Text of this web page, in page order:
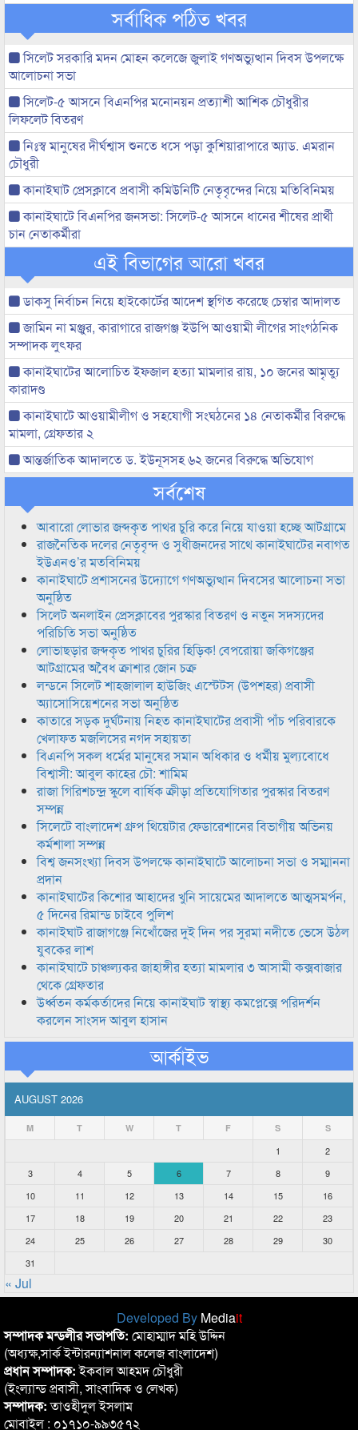
সর্বাধিক পঠিত খবর
সিলেট সরকারি মদন মোহন কলেজে জুলাই গণঅভ্যুত্থান দিবস উপলক্ষে
আলোচনা সভা
সিলেট-৫ আসনে বিএনপির মনোনয়ন প্রত্যাশী আশিক চৌধুরীর
লিফলেট বিতরণ
নিঃস্ব মানুষের দীর্ঘশ্বাস শুনতে ধসে পড়া কুশিয়ারাপারে অ্যাড. এমরান
চৌধুরী
কানাইঘাট প্রেসক্লাবে প্রবাসী কমিউনিটি নেতৃবৃন্দের নিয়ে মতিবিনিময়
কানাইঘাটে বিএনপির জনসভা: সিলেট-৫ আসনে ধানের শীষের প্রার্থী
চান নেতাকর্মীরা
এই বিভাগের আরো খবর
ডাকসু নির্বাচন নিয়ে হাইকোর্টের আদেশ স্থগিত করেছে চেম্বার আদালত
জামিন না মঞ্জুর, কারাগারে রাজগঞ্জ ইউপি আওয়ামী লীগের সাংগঠনিক
সম্পাদক লুৎফর
কানাইঘাটের আলোচিত ইফজাল হত্যা মামলার রায়, ১০ জনের আমৃত্যু
কারাদণ্ড
কানাইঘাটে আওয়ামীলীগ ও সহযোগী সংঘঠনের ১৪ নেতাকর্মীর বিরুদ্ধে
মামলা, গ্রেফতার ২
আন্তর্জাতিক আদালতে ড. ইউনূসসহ ৬২ জনের বিরুদ্ধে অভিযোগ
সর্বশেষ
আবারো লোভার জব্দকৃত পাথর চুরি করে নিয়ে যাওয়া হচ্ছে আটগ্রামে
রাজনৈতিক দলের নেতৃবৃন্দ ও সুধীজনদের সাথে কানাইঘাটের নবাগত
ইউএনও’র মতবিনিময়
কানাইঘাটে প্রশাসনের উদ্যোগে গণঅভ্যুত্থান দিবসের আলোচনা সভা
অনুষ্ঠিত
সিলেট অনলাইন প্রেসক্লাবের পুরস্কার বিতরণ ও নতুন সদস্যদের
পরিচিতি সভা অনুষ্ঠিত
লোভাছড়ার জব্দকৃত পাথর চুরির হিড়িক! বেপরোয়া জকিগঞ্জের
আটগ্রামের অবৈধ ক্রাশার জোন চক্র
লন্ডনে সিলেট শাহজালাল হাউজিং এস্টেটস (উপশহর) প্রবাসী
অ্যাসোসিয়েশনের সভা অনুষ্ঠিত
কাতারে সড়ক দুর্ঘটনায় নিহত কানাইঘাটের প্রবাসী পাঁচ পরিবারকে
খেলাফত মজলিসের নগদ সহায়তা
বিএনপি সকল ধর্মের মানুষের সমান অধিকার ও ধর্মীয় মুল্যবোধে
বিশ্বাসী: আবুল কাহের চৌ: শামিম
রাজা গিরিশচন্দ্র স্কুলে বার্ষিক ক্রীড়া প্রতিযোগিতার পুরস্কার বিতরণ
সম্পন্ন
সিলেটে বাংলাদেশ গ্রুপ থিয়েটার ফেডারেশানের বিভাগীয় অভিনয়
কর্মশালা সম্পন্ন
বিশ্ব জনসংখ্যা দিবস উপলক্ষে কানাইঘাটে আলোচনা সভা ও সম্মাননা
প্রদান
কানাইঘাটের কিশোর আহাদের খুনি সায়েমের আদালতে আত্মসমর্পন,
৫ দিনের রিমান্ড চাইবে পুলিশ
কানাইঘাট রাজাগঞ্জে নিখোঁজের দুই দিন পর সুরমা নদীতে ভেসে উঠল
যুবকের লাশ
কানাইঘাটে চাঞ্চল্যকর জাহাঙ্গীর হত্যা মামলার ৩ আসামী কক্সবাজার
থেকে গ্রেফতার
উর্ধ্বতন কর্মকর্তাদের নিয়ে কানাইঘাট স্বাস্থ্য কমপ্লেক্সে পরিদর্শন
করলেন সাংসদ আবুল হাসান
আর্কাইভ
AUGUST 2026
M T W T F S S
1
2
3
4 5 6 7 8
9
10
11 12 13 14 15
16
17
18 19 20 21 22
23
24
25 26 27 28 29
30
31
« Jul
Developed By Mediait
সম্পাদক মন্ডলীর সভাপতি: মোহাম্মাদ মহি উদ্দিন
(অধ্যক্ষ,সার্ক ইন্টারন্যাশনাল কলেজ বাংলাদেশ)
প্রধান সম্পাদক:ইকবাল আহমদ চৌধুরী
(ইংল্যান্ড প্রবাসী, সাংবাদিক ও লেখক)
সম্পাদক:তাওহীদুল ইসলাম
মোবাইল : ০১৭১০-৯৯৩৫৭২